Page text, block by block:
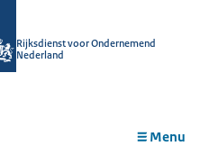
Rijksdienst voor Ondernemend
Nederland
Menu